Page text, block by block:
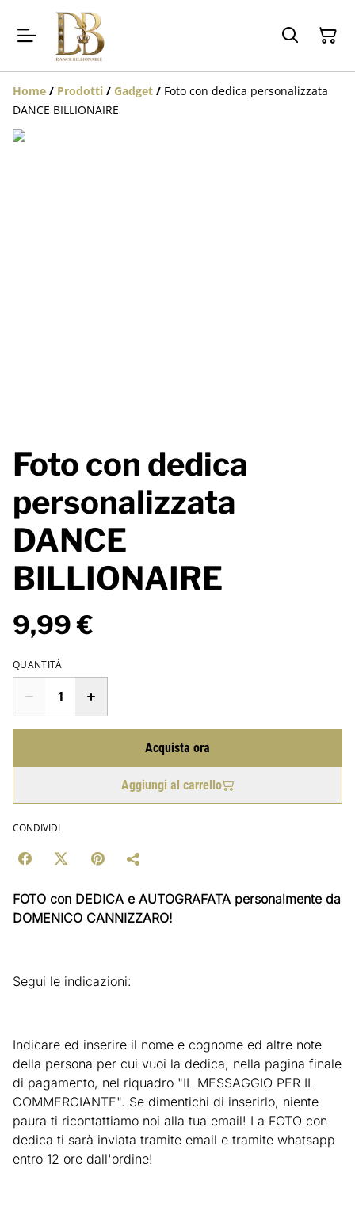
Home / Prodotti / Gadget / Foto con dedica personalizzata
DANCE BILLIONAIRE
Foto con dedica
personalizzata
DANCE
BILLIONAIRE
9,99 €
QUANTITÀ
Acquista ora
Aggiungi al carrello
CONDIVIDI
FOTO con DEDICA e AUTOGRAFATA personalmente da
DOMENICO CANNIZZARO!
Segui le indicazioni:
Indicare ed inserire il nome e cognome ed altre note
della persona per cui vuoi la dedica, nella pagina finale
di pagamento, nel riquadro "IL MESSAGGIO PER IL
COMMERCIANTE". Se dimentichi di inserirlo, niente
paura ti ricontattiamo noi alla tua email! La FOTO con
dedica ti sarà inviata tramite email e tramite whatsapp
entro 12 ore dall'ordine!